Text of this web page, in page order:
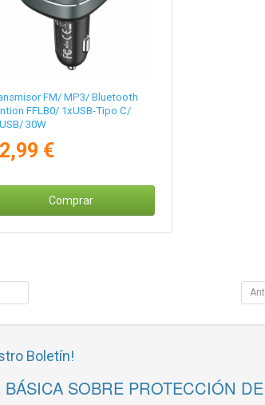
FM/ MP3/ Bluetooth
FFLB0/ 1xUSB-Tipo C/
30W
€
Comprar
Boletín!
SOBRE PROTECCIÓN DE